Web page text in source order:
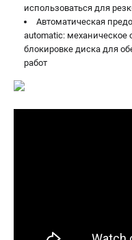
использоваться для
Автоматическая
automatic: механическое
блокировке диска для
работ